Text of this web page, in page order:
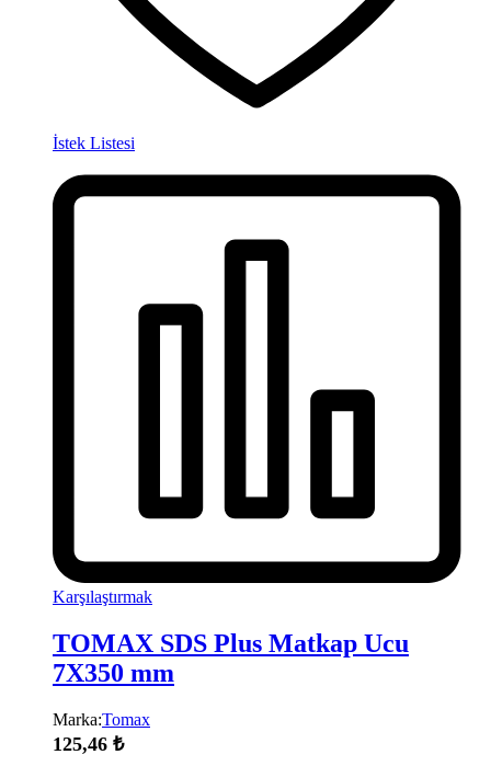
İstek Listesi
Karşılaştırmak
TOMAX SDS Plus Matkap Ucu
7X350 mm
Marka:Tomax
125,46 ₺